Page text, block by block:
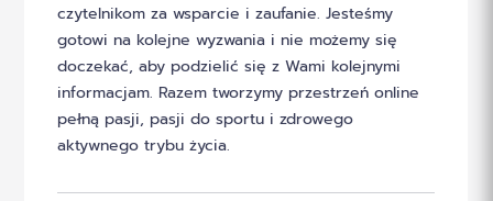
czytelnikom za wsparcie i zaufanie. Jesteśmy
gotowi na kolejne wyzwania i nie możemy się
doczekać, aby podzielić się z Wami kolejnymi
informacjam. Razem tworzymy przestrzeń online
pełną pasji, pasji do sportu i zdrowego
aktywnego trybu życia.